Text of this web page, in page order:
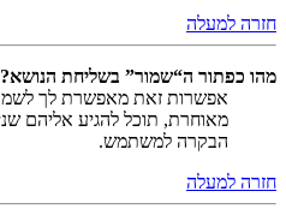
חזרה למעלה
מהו כפתור ה“שמור” בשליחת הנושא?
אפשרות זאת מאפשרת לך
מאוחרת, תוכל להגיע אליהם
הבקרה למשתמש.
חזרה למעלה